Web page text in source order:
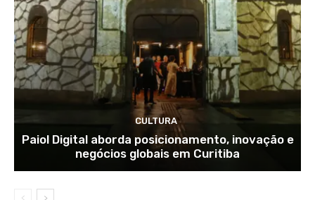
CULTURA
Paiol Digital aborda posicionamento, inovação e
negócios globais em Curitiba